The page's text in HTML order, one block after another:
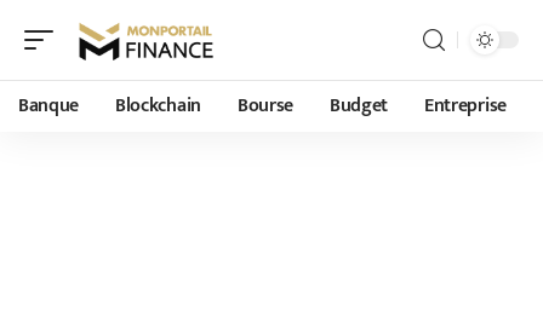
Banque Blockchain Bourse Budget Entreprise